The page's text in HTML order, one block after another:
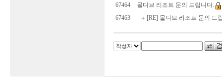
67464
몰디브 리조트 문의 드립니다.
67463
[RE] 몰디브 리조트 문의 드